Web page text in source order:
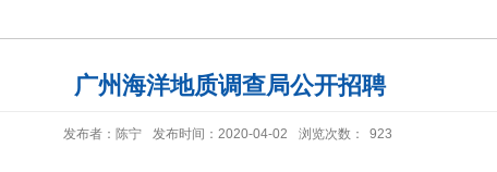
广州海洋地质调查局公开招聘
发布者：陈宁 发布时间：2020-04-02 浏览次数： 923